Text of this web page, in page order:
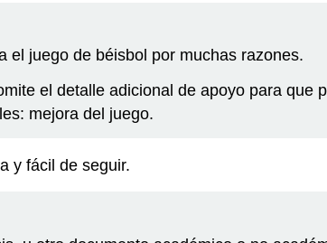
el juego de béisbol por muchas razones.
el detalle adicional de apoyo para
mejora del juego.
y fácil de seguir.